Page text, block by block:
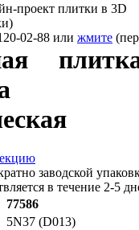
проект плитки в 3D
02-88 или жмите
заводской
в течение 2-5
77586
5N37 (D013)